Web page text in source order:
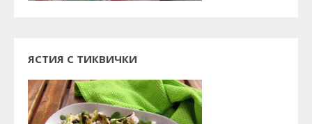
ЯСТИЯ С ТИКВИЧКИ